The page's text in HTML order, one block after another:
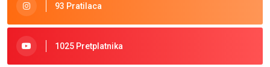
93 Pratilaca
1025 Pretplatnika